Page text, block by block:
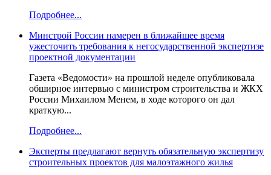
Подробнее...
Минстрой России намерен в ближайшее время
ужесточить требования к негосударственной экспертизе
проектной документации
Газета «Ведомости» на прошлой неделе опубликовала
обширное интервью с министром строительства и ЖКХ
России Михаилом Менем, в ходе которого он дал
краткую...
Подробнее...
Эксперты предлагают вернуть обязательную экспертизу
строительных проектов для малоэтажного жилья